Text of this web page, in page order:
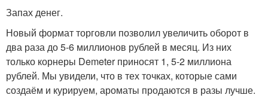
Запах денег.
Новый формат торговли позволил увеличить оборот в
два раза до 5-6 миллионов рублей в месяц. Из них
только корнеры Demeter приносят 1, 5-2 миллиона
рублей. Мы увидели, что в тех точках, которые сами
создаём и курируем, ароматы продаются в разы лучше.